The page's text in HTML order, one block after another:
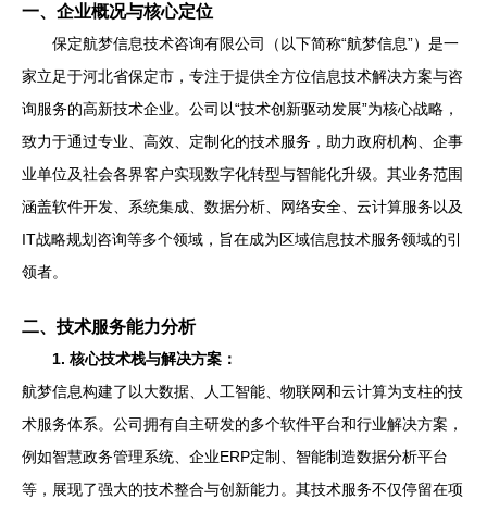
一、企业概况与核心定位
保定航梦信息技术咨询有限公司（以下简称“航梦信息”）是一
家立足于河北省保定市，专注于提供全方位信息技术解决方案与咨
询服务的高新技术企业。公司以“技术创新驱动发展”为核心战略，
致力于通过专业、高效、定制化的技术服务，助力政府机构、企事
业单位及社会各界客户实现数字化转型与智能化升级。其业务范围
涵盖软件开发、系统集成、数据分析、网络安全、云计算服务以及
IT战略规划咨询等多个领域，旨在成为区域信息技术服务领域的引
领者。
二、技术服务能力分析
1. 核心技术栈与解决方案：
航梦信息构建了以大数据、人工智能、物联网和云计算为支柱的技
术服务体系。公司拥有自主研发的多个软件平台和行业解决方案，
例如智慧政务管理系统、企业ERP定制、智能制造数据分析平台
等，展现了强大的技术整合与创新能力。其技术服务不仅停留在项